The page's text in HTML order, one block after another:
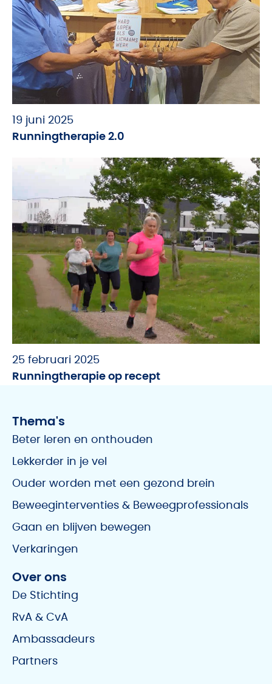
19 juni 2025
Runningtherapie 2.0
25 februari 2025
Runningtherapie op recept
Thema's
Beter leren en onthouden
Lekkerder in je vel
Ouder worden met een gezond brein
Beweeginterventies & Beweegprofessionals
Gaan en blijven bewegen
Verkaringen
Over ons
De Stichting
RvA & CvA
Ambassadeurs
Partners